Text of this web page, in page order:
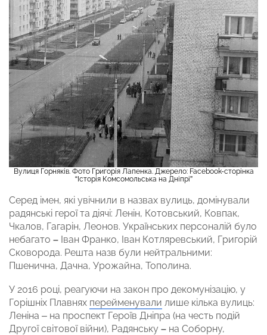
Вулиця Горняків. Фото Григорія Лапенка. Джерело: Facebook-сторінка
“Історія Комсомольська на Дніпрі”
Серед імен, які увічнили в назвах вулиць, домінували
радянські герої та діячі: Ленін, Котовський, Ковпак,
Чкалов, Гагарін, Леонов. Українських персоналій було
небагато – Іван Франко, Іван Котляревський, Григорій
Сковорода. Решта назв були нейтральними:
Пшенична, Дачна, Урожайна, Тополина.
У 2016 році, реагуючи на закон про декомунізацію, у
Горішніх Плавнях перейменували лише кілька вулиць:
Леніна – на проспект Героїв Дніпра (на честь подій
Другої світової війни), Радянську – на Соборну,